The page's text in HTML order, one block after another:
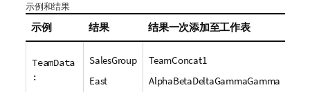
示例和结果
示例 结果 结果一次添加至工作表
TeamData
:
SalesGroup
East
TeamConcat1
AlphaBetaDeltaGammaGamma